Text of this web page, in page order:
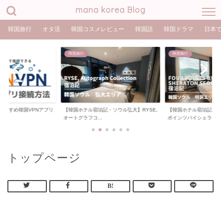
mana korea Blog
韓国旅行 オタ活 韓国コスメレビュー 韓国語 韓国ドラマ 日本
すすめ韓国VPNアプリ
韓国旅行
【韓国ホテル宿泊記・ソウル弘大】RYSE,
オートグラフコ...
韓国旅行
【韓国ホテル宿泊記・
ポインツバイシェラ...
トップページ